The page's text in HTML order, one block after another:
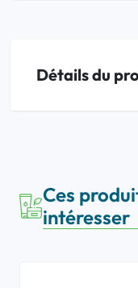
Détails du
Ces
intéresser